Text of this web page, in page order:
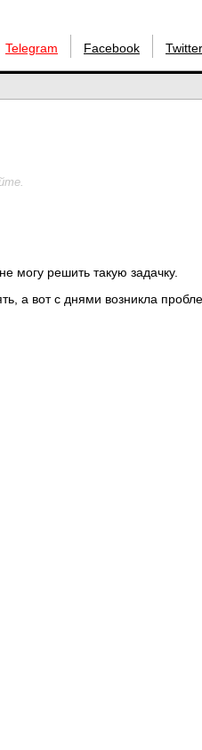
Telegram Facebook Twitter
могу решить такую задачку.
а вот с днями возникла